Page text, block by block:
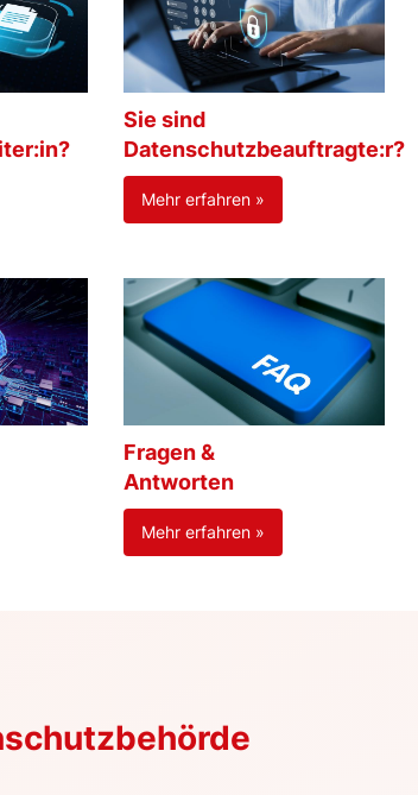
Sie sind
Datenschutzbeauftragte:r?
Mehr erfahren »
Fragen &
Antworten
Mehr erfahren »